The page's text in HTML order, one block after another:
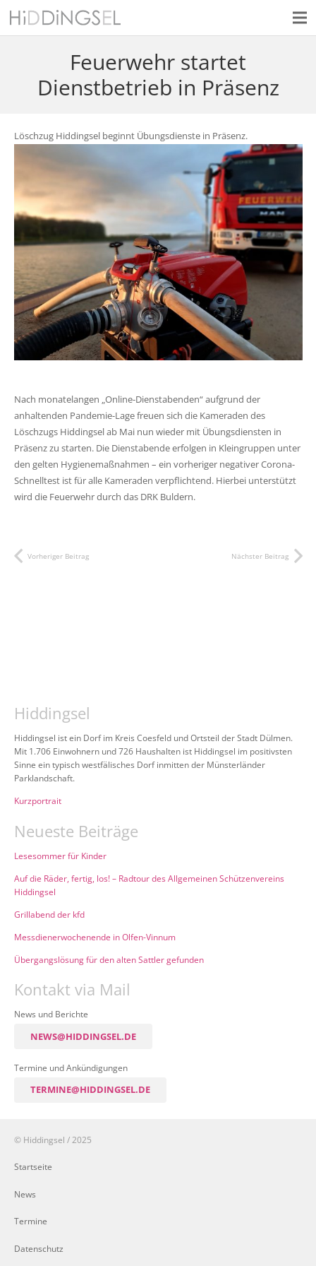
Feuerwehr startet
Dienstbetrieb in Präsenz
Löschzug Hiddingsel beginnt Übungsdienste in Präsenz.
Nach monatelangen „Online-Dienstabenden“ aufgrund der
anhaltenden Pandemie-Lage freuen sich die Kameraden des
Löschzugs Hiddingsel ab Mai nun wieder mit Übungsdiensten in
Präsenz zu starten. Die Dienstabende erfolgen in Kleingruppen unter
den gelten Hygienemaßnahmen – ein vorheriger negativer Corona-
Schnelltest ist für alle Kameraden verpflichtend. Hierbei unterstützt
wird die Feuerwehr durch das DRK Buldern.
Vorheriger Beitrag Nächster Beitrag
Hiddingsel
Hiddingsel ist ein Dorf im Kreis Coesfeld und Ortsteil der Stadt Dülmen.
Mit 1.706 Einwohnern und 726 Haushalten ist Hiddingsel im positivsten
Sinne ein typisch westfälisches Dorf inmitten der Münsterländer
Parklandschaft.
Kurzportrait
Neueste Beiträge
Lesesommer für Kinder
Auf die Räder, fertig, los! – Radtour des Allgemeinen Schützenvereins
Hiddingsel
Grillabend der kfd
Messdienerwochenende in Olfen-Vinnum
Übergangslösung für den alten Sattler gefunden
Kontakt via Mail
News und Berichte
NEWS@HIDDINGSEL.DE
Termine und Ankündigungen
TERMINE@HIDDINGSEL.DE
© Hiddingsel / 2025
Startseite
News
Termine
Datenschutz